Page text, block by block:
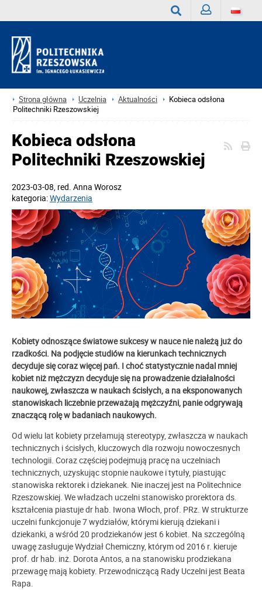
Strona główna Uczelnia Aktualności
Kobieca odsłona
Politechniki Rzeszowskiej
Kobieca odsłona
Politechniki Rzeszowskiej
2023-03-08, red. Anna Worosz
kategoria:Wydarzenia
Kobiety odnoszące światowe sukcesy w nauce nie należą już do
rzadkości. Na podjęcie studiów na kierunkach technicznych
decyduje się coraz więcej pań. I choć statystycznie nadal mniej
kobiet niż mężczyzn decyduje się na prowadzenie działalności
naukowej, zwłaszcza w naukach ścisłych, a na eksponowanych
stanowiskach liczebnie przeważają mężczyźni, panie odgrywają
znaczącą rolę w badaniach naukowych.
Od wielu lat kobiety przełamują stereotypy, zwłaszcza w naukach
technicznych i ścisłych, kluczowych dla rozwoju nowoczesnych
technologii. Coraz częściej podejmują pracę na uczelniach
technicznych, uzyskując stopnie naukowe i tytuły, piastując
stanowiska rektorek i dziekanek. Nie inaczej jest na Politechnice
Rzeszowskiej. We władzach uczelni stanowisko prorektora ds.
kształcenia piastuje dr hab. Iwona Włoch, prof. PRz. W strukturze
uczelni funkcjonuje 7 wydziałów, którymi kierują dziekani i
dziekanki, a wśród 20 prodziekanów jest 6 kobiet. Na szczególną
uwagę zasługuje Wydział Chemiczny, którym od 2016 r. kieruje
prof. dr hab. inż. Dorota Antos, a na stanowisku prodziekana
przewagę mają kobiety. Przewodniczącą Rady Uczelni jest Beata
Rapa.